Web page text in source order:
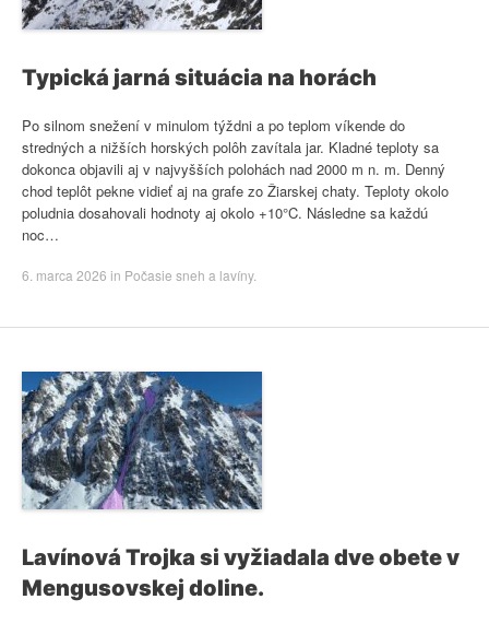
Typická jarná situácia na horách
Po silnom snežení v minulom týždni a po teplom víkende do
stredných a nižších horských polôh zavítala jar. Kladné teploty sa
dokonca objavili aj v najvyšších polohách nad 2000 m n. m. Denný
chod teplôt pekne vidieť aj na grafe zo Žiarskej chaty. Teploty okolo
poludnia dosahovali hodnoty aj okolo +10°C. Následne sa každú
noc…
6. marca 2026 in Počasie sneh a lavíny.
Lavínová Trojka si vyžiadala dve obete v
Mengusovskej doline.